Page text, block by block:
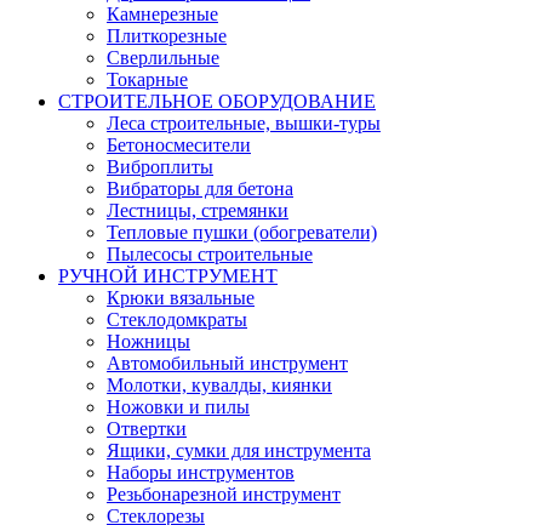
Камнерезные
Плиткорезные
Сверлильные
Токарные
СТРОИТЕЛЬНОЕ ОБОРУДОВАНИЕ
Леса строительные, вышки-туры
Бетоносмесители
Виброплиты
Вибраторы для бетона
Лестницы, стремянки
Тепловые пушки (обогреватели)
Пылесосы строительные
РУЧНОЙ ИНСТРУМЕНТ
Крюки вязальные
Стеклодомкраты
Ножницы
Автомобильный инструмент
Молотки, кувалды, киянки
Ножовки и пилы
Отвертки
Ящики, сумки для инструмента
Наборы инструментов
Резьбонарезной инструмент
Стеклорезы